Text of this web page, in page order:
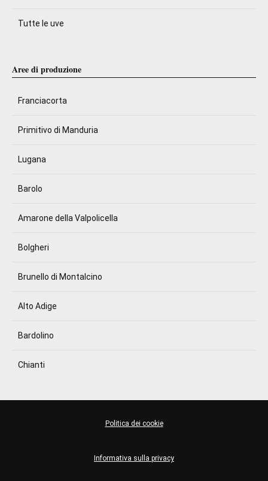
Tutte le uve
Aree di produzione
Franciacorta
Primitivo di Manduria
Lugana
Barolo
Amarone della Valpolicella
Bolgheri
Brunello di Montalcino
Alto Adige
Bardolino
Chianti
Informativa sulla privacy
Politica dei cookie